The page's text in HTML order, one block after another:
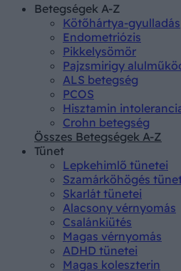
Betegségek A-Z
Kötőhártya-gyulladás
Endometriózis
Pikkelysömör
Pajzsmirigy
ALS betegség
PCOS
Hisztamin
Crohn betegség
Összes Betegségek A-Z
Tünet
Lepkehimlő tünetei
Szamárköhögés
Skarlát tünetei
Alacsony vérnyomás
Csalánkiütés
Magas vérnyomás
ADHD tünetei
Magas koleszterin